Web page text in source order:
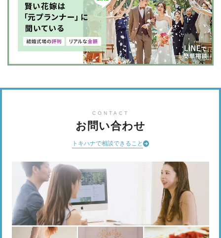
CONTACT
お問い合わせ
トキハナで相談できること